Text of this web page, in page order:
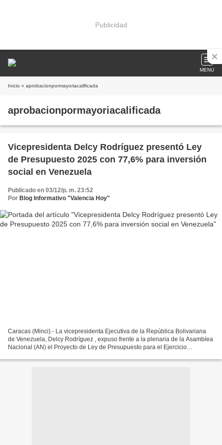
Publicidad
MENU
Inicio » aprobacionpormayoriacalificada
aprobacionpormayoriacalificada
Vicepresidenta Delcy Rodríguez presentó Ley
de Presupuesto 2025 con 77,6% para inversión
social en Venezuela
Publicado en 03/12/p. m. 23:52
Por Blog Informativo "Valencia Hoy"
Caracas (Minci).- La vicepresidenta Ejecutiva de la República Bolivariana
de Venezuela, Delcy Rodríguez , expuso frente a la plenaria de la Asamblea
Nacional (AN) el Proyecto de Ley de Presupuesto para el Ejercicio